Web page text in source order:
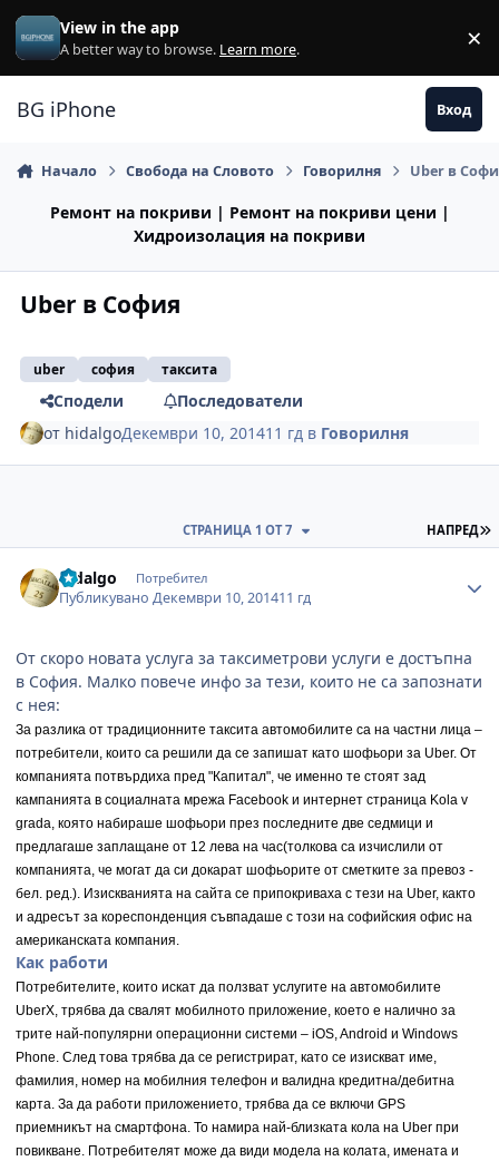
Премини към съдържанието
View in the app
A better way to browse. Learn more. ×
BG iPhone Вход
Начало Свобода на Словото Говорилня Uber в
Ремонт на покриви | Ремонт на покриви цени |
Хидроизолация на покриви
Uber в София
uber софия таксита
Сподели
Последователи
от hidalgoДекември 10, 201411 гд в Говорилня
НАПРЕД
СТРАНИЦА 1 ОТ 7
hidalgo Потребител
ПубликуваноДекември 10, 201411 гд
От скоро новата услуга за таксиметрови услуги е достъпна
в София. Малко повече инфо за тези, които не са запознати
с нея:
За разлика от традиционните таксита автомобилите са на частни лица –
потребители, които са решили да се запишат като шофьори за Uber. От
компанията потвърдиха пред "Капитал", че именно те стоят зад
кампанията в социалната мрежа Facebook и интернет страница Kola v
grada, която набираше шофьори през последните две седмици и
предлагаше заплащане от 12 лева на час(толкова са изчислили от
компанията, че могат да си докарат шофьорите от сметките за превоз -
бел. ред.). Изискванията на сайта се припокриваха с тези на Uber, както
и адресът за кореспонденция съвпадаше с този на софийския офис на
американската компания.
Как работи
Потребителите, които искат да ползват услугите на автомобилите
UberX, трябва да свалят мобилното приложение, което е налично за
трите най-популярни операционни системи – iOS, Android и Windows
Phone. След това трябва да се регистрират, като се изискват име,
фамилия, номер на мобилния телефон и валидна кредитна/дебитна
карта. За да работи приложението, трябва да се включи GPS
приемникът на смартфона. То намира най-близката кола на Uber при
повикване. Потребителят може да види модела на колата, имената и